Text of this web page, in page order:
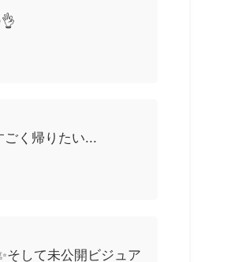
く帰りたい...
そして未公開ビジュア